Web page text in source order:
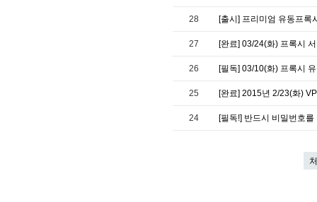
28 [출시] 프리미엄 유동프
27 [완료] 03/24(화) 프록시
26 [필독] 03/10(화) 프록시
25 [완료] 2015년 2/23(화)
24 [필독!] 반드시 비밀번호